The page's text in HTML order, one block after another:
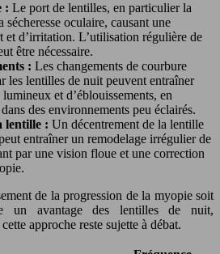
: Le port de lentilles, en particulier la
oculaire, causant une
et d’irritation. L’utilisation régulière de
être nécessaire.
: Les changements de courbure
les lentilles de nuit peuvent entraîner
et d’éblouissements, en
des environnements peu éclairés.
lentille : Un décentrement de la lentille
entraîner un remodelage irrégulier de
par une vision floue et une correction
de la progression de la myopie soit
un avantage des lentilles de nuit,
approche reste sujette à débat.